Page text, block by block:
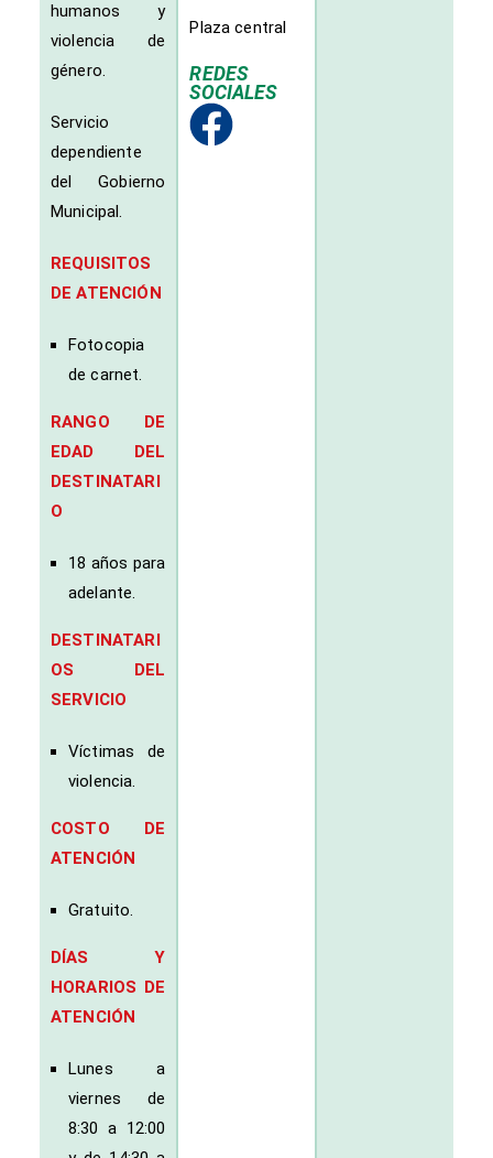
humanos y
violencia de
género.
Servicio
dependiente
del Gobierno
Municipal.
REQUISITOS
DE ATENCIÓN
Fotocopia
de carnet.
RANGO DE
EDAD DEL
DESTINATARI
O
18 años para
adelante.
DESTINATARI
OS DEL
SERVICIO
Víctimas de
violencia.
COSTO DE
ATENCIÓN
Gratuito.
DÍAS Y
HORARIOS DE
ATENCIÓN
Lunes a
viernes de
8:30 a 12:00
Plaza central
REDES
SOCIALES